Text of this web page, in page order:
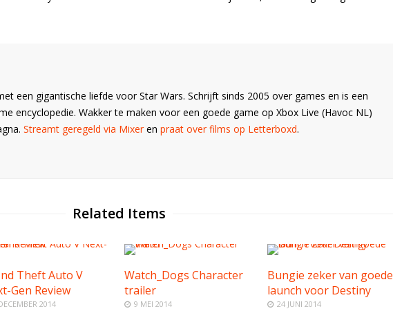
een gigantische liefde voor Star Wars. Schrijft sinds 2005 over games en is een
encyclopedie. Wakker te maken voor een goede game op Xbox Live (Havoc NL)
Streamt geregeld via Mixeren praat over films op Letterboxd.
Related Items
Theft Auto V
Gen Review
2014
Watch_Dogs Character
trailer
9 MEI 2014
Bungie zeker van goede
launch voor Destiny
24 JUNI 2014